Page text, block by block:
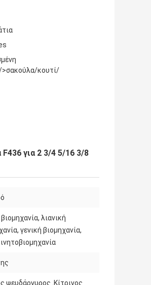
κουτί/
για 2 3/4 5/16 3/8
λιανική
γενική βιομηχανία,
ψευδάργυρος .Κίτρινος